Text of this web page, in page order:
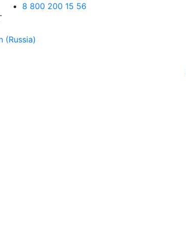
8 800 200 15 56